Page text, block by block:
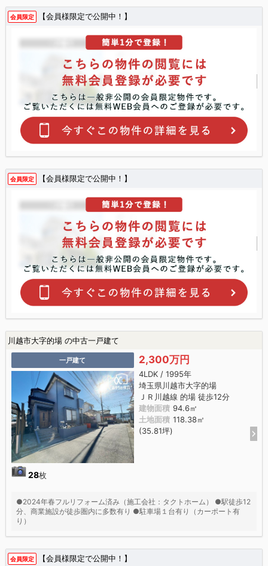
会員限定 【会員様限定で公開中！】
会員限定 【会員様限定で公開中！】
川越市大字的場 の中古一戸建て
一戸建て
28枚
2,300万円
4LDK / 1995年
埼玉県川越市大字的場
ＪＲ川越線 的場 徒歩12分
建物面積 94.6㎡
土地面積 118.38㎡
(35.81坪)
●2024年春フルリフォーム済み（施工会社：タクトホーム） ●駅徒歩12
分、商業施設が徒歩圏内に多数有り ●駐車場１台有り（カーポート有
り）
会員限定 【会員様限定で公開中！】